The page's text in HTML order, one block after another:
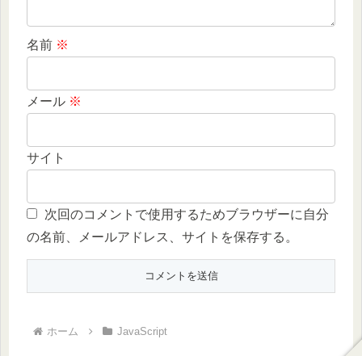
名前 ※
メール ※
サイト
次回のコメントで使用するためブラウザーに自分
の名前、メールアドレス、サイトを保存する。
ホーム JavaScript